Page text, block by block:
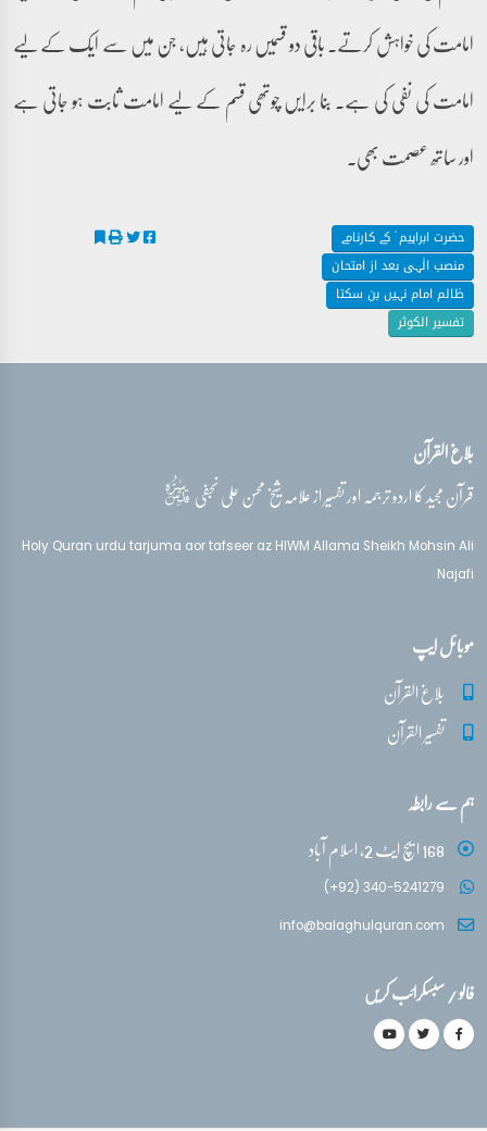
امامت کی خواہش کرتے۔ باقی دو قسمیں رہ جاتی ہیں، جن میں سے ایک کے لیے
امامت کی نفی کی ہے۔ بنا برایں چوتھی قسم کے لیے امامت ثابت ہو جاتی ہے
اور ساتھ عصمت بھی۔
حضرت ابراہیم ؑ کے کارنامے
منصب الٰہی بعد از امتحان
ظالم امام نہیں بن سکتا
تفسیر الکوثر
بلاغ القرآن
قرآن مجید کا اردو ترجمہ اور تفسیر از علامہ شیخ محسن علی نجفیقدس‌سره
Holy Quran urdu tarjuma aor tafseer az HIWM Allama Sheikh Mohsin Ali
Najafi
موبائل ایپ
بلاغ القرآن
تفسیر القرآن
ہم سے رابطہ
168 ایچ ایٹ 2، اسلام آباد
(+92) 340-5241279
info@balaghulquran.com
فالو / سبسکرائب کریں